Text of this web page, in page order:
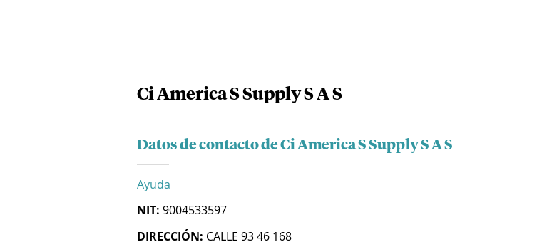
Ci America S Supply S A S
Datos de contacto de Ci America S Supply S A S
Ayuda
NIT: 9004533597
DIRECCIÓN: CALLE 93 46 168